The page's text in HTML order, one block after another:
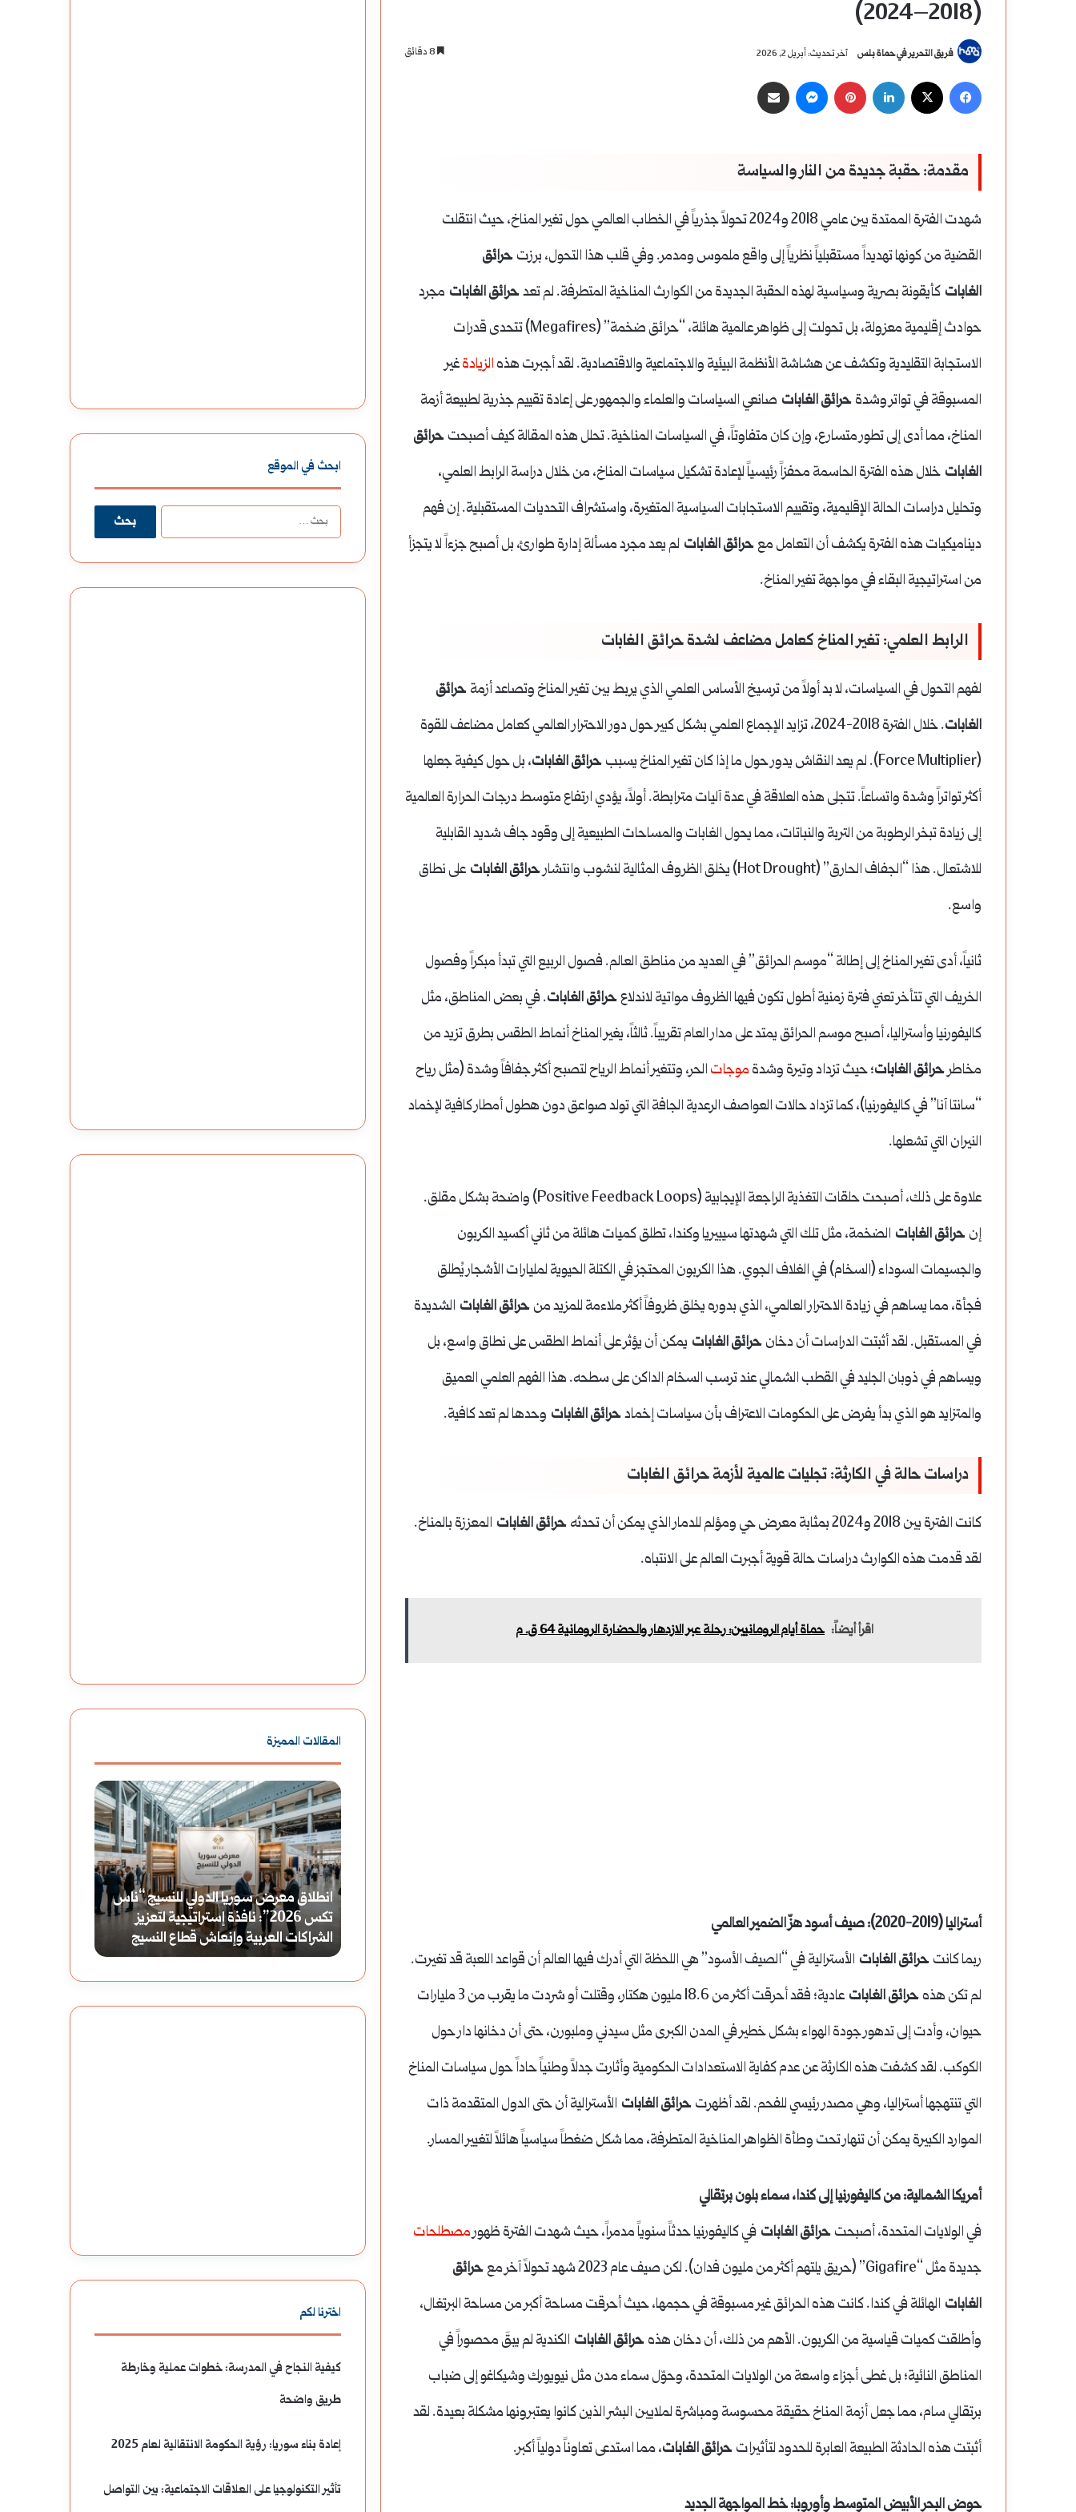
(2018–2024)
فريق التحرير في حماة بلس آخر تحديث: أبريل 2, 2026
فيسبوك لينكدإن بينتيريستماسنجر
مقدمة: حقبة جديدة من النار والسياسة
شهدت الفترة الممتدة بين عامي 2018 و2024 تحولاً جذرياً في الخطاب العالمي حول تغير المناخ، حيث انتقلت
القضية من كونها تهديداً مستقبلياً نظرياً إلى واقع ملموس ومدمر. وفي قلب هذا التحول، برزتحرائق
الغابات كأيقونة بصرية وسياسية لهذه الحقبة الجديدة من الكوارث المناخية المتطرفة. لم تعدحرائق الغابات مجرد
حوادث إقليمية معزولة، بل تحولت إلى ظواهر عالمية هائلة، “حرائق ضخمة” (Megafires) تتحدى قدرات
الاستجابة التقليدية وتكشف عن هشاشة الأنظمة البيئية والاجتماعية والاقتصادية. لقد أجبرت هذه الزيادةغير
المسبوقة في تواتر وشدةحرائق الغابات صانعي السياسات والعلماء والجمهور على إعادة تقييم جذرية لطبيعة أزمة
المناخ، مما أدى إلى تطور متسارع، وإن كان متفاوتاً، في السياسات المناخية. تحلل هذه المقالة كيف أصبحتحرائق
الغابات خلال هذه الفترة الحاسمة محفزاً رئيسياً لإعادة تشكيل سياسات المناخ، من خلال دراسة الرابط العلمي،
وتحليل دراسات الحالة الإقليمية، وتقييم الاستجابات السياسية المتغيرة، واستشراف التحديات المستقبلية. إن فهم
ديناميكيات هذه الفترة يكشف أن التعامل معحرائق الغابات لم يعد مجرد مسألة إدارة طوارئ، بل أصبح جزءاً لا يتجزأ
من استراتيجية البقاء في مواجهة تغير المناخ.
الرابط العلمي: تغير المناخ كعامل مضاعف لشدة حرائق الغابات
لفهم التحول في السياسات، لا بد أولاً من ترسيخ الأساس العلمي الذي يربط بين تغير المناخ وتصاعد أزمةحرائق
الغابات
. خلال الفترة 2018-2024، تزايد الإجماع العلمي بشكل كبير حول دور الاحترار العالمي كعامل مضاعف للقوة
(Force Multiplier). لم يعد النقاش يدور حول ما إذا كان تغير المناخ يسبب
حرائق الغابات، بل حول كيفية جعلها
أكثر تواتراً وشدة واتساعاً. تتجلى هذه العلاقة في عدة آليات مترابطة. أولاً، يؤدي ارتفاع متوسط درجات الحرارة العالمية
إلى زيادة تبخر الرطوبة من التربة والنباتات، مما يحول الغابات والمساحات الطبيعية إلى وقود جاف شديد القابلية
للاشتعال. هذا “الجفاف الحارق” (Hot Drought) يخلق الظروف المثالية لنشوب وانتشار
حرائق الغابات على نطاق
واسع.
ثانياً، أدى تغير المناخ إلى إطالة “موسم الحرائق” في العديد من مناطق العالم. فصول الربيع التي تبدأ مبكراً وفصول
الخريف التي تتأخر تعني فترة زمنية أطول تكون فيها الظروف مواتية لاندلاعحرائق الغابات. في بعض المناطق، مثل
كاليفورنيا وأستراليا، أصبح موسم الحرائق يمتد على مدار العام تقريباً. ثالثاً، يغير المناخ أنماط الطقس بطرق تزيد من
مخاطرحرائق الغابات؛ حيث تزداد وتيرة وشدة موجات الحر، وتتغير أنماط الرياح لتصبح أكثر جفافاً وشدة (مثل رياح
“سانتا آنا” في كاليفورنيا)، كما تزداد حالات العواصف الرعدية الجافة التي تولد صواعق دون هطول أمطار كافية لإخماد
النيران التي تشعلها.
علاوة على ذلك، أصبحت حلقات التغذية الراجعة الإيجابية (Positive Feedback Loops) واضحة بشكل مقلق.
إنحرائق الغابات الضخمة، مثل تلك التي شهدتها سيبيريا وكندا، تطلق كميات هائلة من ثاني أكسيد الكربون
والجسيمات السوداء (السخام) في الغلاف الجوي. هذا الكربون المحتجز في الكتلة الحيوية لمليارات الأشجار يُطلق
فجأة، مما يساهم في زيادة الاحترار العالمي، الذي بدوره يخلق ظروفاً أكثر ملاءمة للمزيد منحرائق الغابات الشديدة
في المستقبل. لقد أثبتت الدراسات أن دخانحرائق الغابات يمكن أن يؤثر على أنماط الطقس على نطاق واسع، بل
ويساهم في ذوبان الجليد في القطب الشمالي عند ترسب السخام الداكن على سطحه. هذا الفهم العلمي العميق
والمتزايد هو الذي بدأ يفرض على الحكومات الاعتراف بأن سياسات إخمادحرائق الغابات وحدها لم تعد كافية.
دراسات حالة في الكارثة: تجليات عالمية لأزمة حرائق الغابات
كانت الفترة بين 2018 و2024 بمثابة معرض حي ومؤلم للدمار الذي يمكن أن تحدثه حرائق الغابات المعززة بالمناخ.
لقد قدمت هذه الكوارث دراسات حالة قوية أجبرت العالم على الانتباه.
اقرأ أيضاً: حماة أيام الرومانيين: رحلة عبر الازدهار والحضارة الرومانية 64 ق. م
أستراليا (2019-2020): صيف أسود هزّ الضمير العالمي
ربما كانتحرائق الغابات الأسترالية في “الصيف الأسود” هي اللحظة التي أدرك فيها العالم أن قواعد اللعبة قد تغيرت.
لم تكن هذهحرائق الغابات
عادية؛ فقد أحرقت أكثر من 18.6 مليون هكتار، وقتلت أو شردت ما يقرب من 3 مليارات
حيوان، وأدت إلى تدهور جودة الهواء بشكل خطير في المدن الكبرى مثل سيدني وملبورن، حتى أن دخانها دار حول
الكوكب. لقد كشفت هذه الكارثة عن عدم كفاية الاستعدادات الحكومية وأثارت جدلاً وطنياً حاداً حول سياسات المناخ
التي تنتهجها أستراليا، وهي مصدر رئيسي للفحم. لقد أظهرتحرائق الغابات الأسترالية أن حتى الدول المتقدمة ذات
الموارد الكبيرة يمكن أن تنهار تحت وطأة الظواهر المناخية المتطرفة، مما شكل ضغطاً سياسياً هائلاً لتغيير المسار.
أمريكا الشمالية: من كاليفورنيا إلى كندا، سماء بلون برتقالي
في الولايات المتحدة، أصبحتحرائق الغابات في كاليفورنيا حدثاً سنوياً مدمراً، حيث شهدت الفترة ظهورمصطلحات
جديدة مثل “Gigafire” (حريق يلتهم أكثر من مليون فدان). لكن صيف عام 2023 شهد تحولاً آخر مع
حرائق
الغابات الهائلة في كندا. كانت هذه الحرائق غير مسبوقة في حجمها، حيث أحرقت مساحة أكبر من مساحة البرتغال،
وأطلقت كميات قياسية من الكربون. الأهم من ذلك، أن دخان هذهحرائق الغابات الكندية لم يبقَ محصوراً في
المناطق النائية؛ بل غطى أجزاء واسعة من الولايات المتحدة، وحوّل سماء مدن مثل نيويورك وشيكاغو إلى ضباب
برتقالي سام، مما جعل أزمة المناخ حقيقة محسوسة ومباشرة لملايين البشر الذين كانوا يعتبرونها مشكلة بعيدة. لقد
أثبتت هذه الحادثة الطبيعة العابرة للحدود لتأثيراتحرائق الغابات، مما استدعى تعاوناً دولياً أكبر.
حوض البحر الأبيض المتوسط وأوروبا: خط المواجهة الجديد
ابحث في الموقع
البحث
المقالات المميزة
تفاصيل اجتماع لجنة تمديد الخدمة لبحث
وزارة
الزراعة
تبرم
اتفاقية
ودعم
الاستثمار
التحتية
الزراعة تبرم اتفاقية لتطوير الموارد ودعم
الاستثمار وتحديث البنية التحتية
“ناس
تكس
نافذة
لتعزيز
الشراكات
قطاع
النسيج
بين
العولمة
والمحلية:
كيف
نحافظ
على
هويتنا
بين العولمة والمحلية: كيف نحافظ على
هويتنا الثقافية في عالم مترابط؟
قصر
العظم:
كيف
ذاكرتها
المعمارية؟
اخترنا لكم
كيفية النجاح في المدرسة: خطوات عملية وخارطة
طريق واضحة
إعادة بناء سوريا: رؤية الحكومة الانتقالية لعام 2025
تأثير التكنولوجيا على العلاقات الاجتماعية: بين التواصل